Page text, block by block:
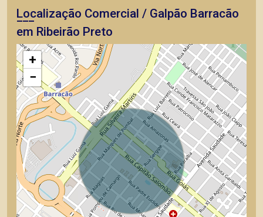
Localização Comercial / Galpão Barracão
em Ribeirão Preto
+
−